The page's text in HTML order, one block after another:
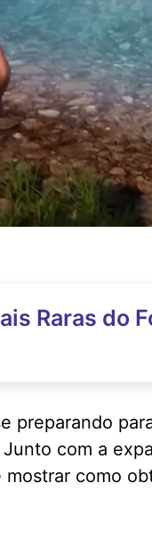
Raras do
preparando
com a
como